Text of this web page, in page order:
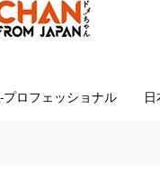
プロフェッショナル